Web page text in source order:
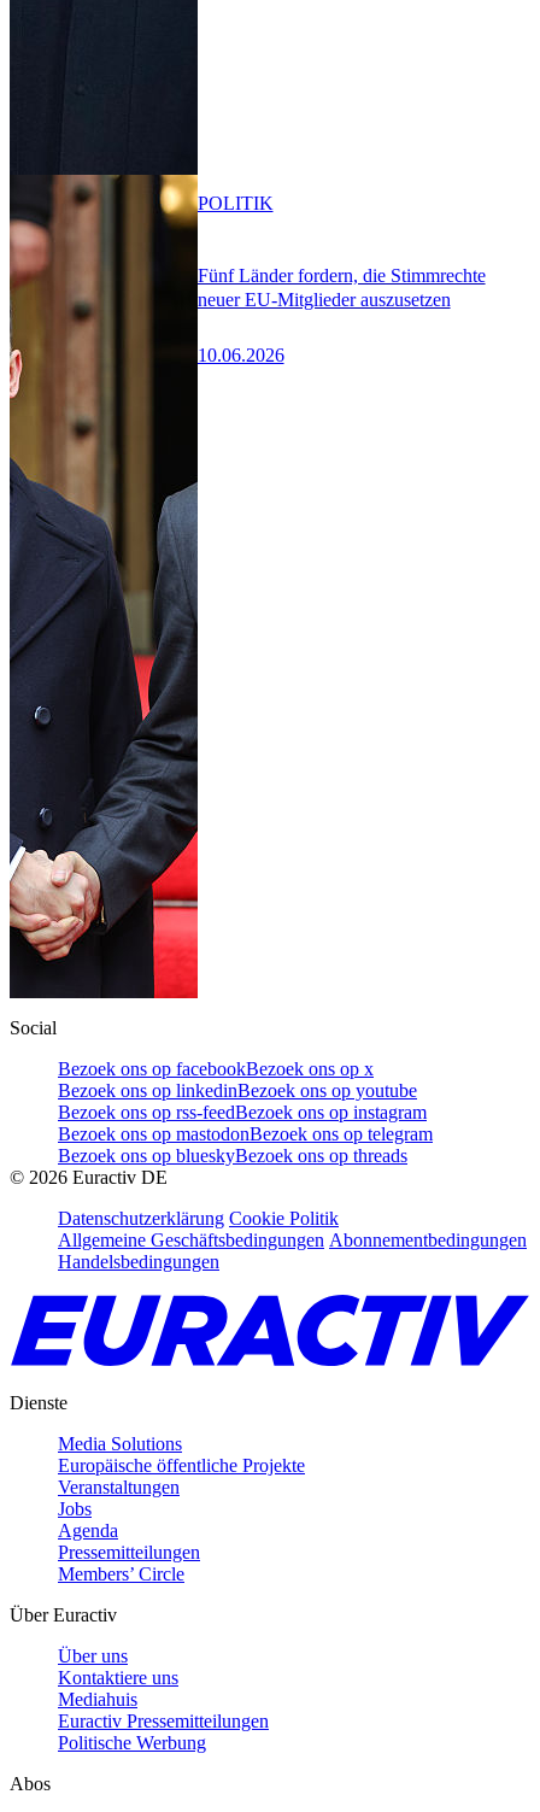
Fünf Länder fordern, die Stimmrechte
neuer EU-Mitglieder auszusetzen
10.06.2026
POLITIK
Social
Bezoek ons op facebookBezoek ons op x
Bezoek ons op linkedinBezoek ons op youtube
Bezoek ons op rss-feedBezoek ons op instagram
Bezoek ons op mastodonBezoek ons op telegram
Bezoek ons op blueskyBezoek ons op threads
© 2026 Euractiv DE
Datenschutzerklärung Cookie Politik
Allgemeine Geschäftsbedingungen Abonnementbedingungen
Handelsbedingungen
Dienste
Media Solutions
Europäische öffentliche Projekte
Veranstaltungen
Jobs
Agenda
Pressemitteilungen
Members’ Circle
Über Euractiv
Über uns
Kontaktiere uns
Mediahuis
Euractiv Pressemitteilungen
Politische Werbung
Abos